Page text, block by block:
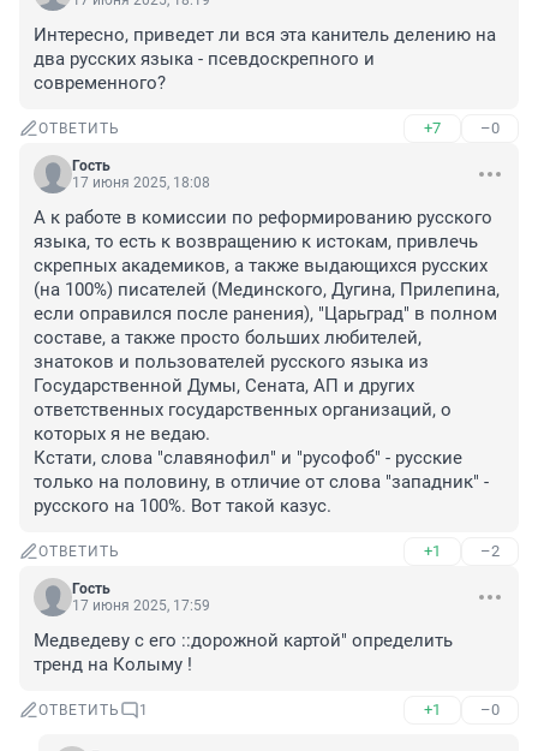
Интересно, приведет ли вся эта канитель делению на
два русских языка - псевдоскрепного и
современного?
ОТВЕТИТЬ +7 –0
Гость
17 июня 2025, 18:08
А к работе в комиссии по реформированию русского
языка, то есть к возвращению к истокам, привлечь
скрепных академиков, а также выдающихся русских
(на 100%) писателей (Мединского, Дугина, Прилепина,
если оправился после ранения), "Царьград" в полном
составе, а также просто больших любителей,
знатоков и пользователей русского языка из
Государственной Думы, Сената, АП и других
ответственных государственных организаций, о
которых я не ведаю.
Кстати, слова "славянофил" и "русофоб" - русские
только на половину, в отличие от слова "западник" -
русского на 100%. Вот такой казус.
ОТВЕТИТЬ +1 –2
Гость
17 июня 2025, 17:59
Медведеву с его ::дорожной картой" определить
тренд на Колыму !
ОТВЕТИТЬ 1 +1 –0